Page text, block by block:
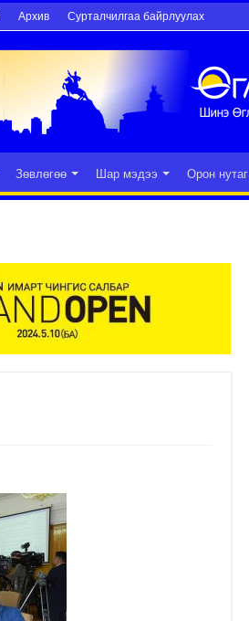
Архив Сурталчилгаа байрлуулах
Зөвлөгөө Шар мэдээ Орон нутаг